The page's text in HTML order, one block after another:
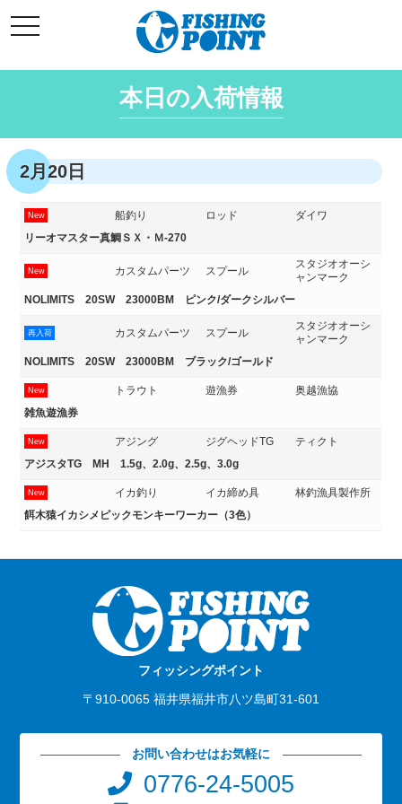
ン
ン
ス
キ
ッ
t
o
l
g
t
o
n
本日の入荷情報
2月20日
New 船釣り ロッド ダイワ
リーオマスター真鯛ＳＸ・Ｍ-270
New カスタムパーツ スプール
スタジオオーシ
ャンマーク
NOLIMITS 20SW 23000BM ピンク/ダークシルバー
再入荷 カスタムパーツ スプール
スタジオオーシ
ャンマーク
NOLIMITS 20SW 23000BM ブラック/ゴールド
New トラウト 遊漁券 奥越漁協
雑魚遊漁券
New アジング ジグヘッドTG ティクト
アジスタTG MH 1.5g、2.0g、2.5g、3.0g
New イカ釣り イカ締め具 林釣漁具製作所
餌木猿イカシメピックモンキーワーカー（3色）
フィッシングポイント
〒910-0065 福井県福井市八ツ島町31-601
お問い合わせはお気軽に
0776-24-5005